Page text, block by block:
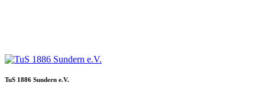
TuS 1886 Sundern e.V.